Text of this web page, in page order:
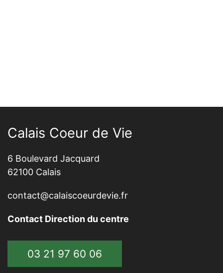
Calais Coeur de Vie
6 Boulevard Jacquard
62100 Calais
contact@calaiscoeurdevie.fr
Contact Direction du centre
03 21 97 60 06